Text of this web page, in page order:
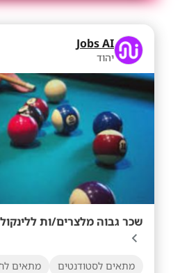
Jobs AI
יהוד
שכר גבוה מלצרים/ות
מתאים לסטודנטים
מתאים